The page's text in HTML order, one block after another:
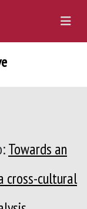
Towards an
cross-cultural